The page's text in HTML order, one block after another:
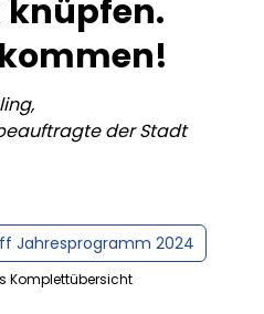
knüpfen.
der Stadt
Jahresprogramm 2024
Komplettübersicht